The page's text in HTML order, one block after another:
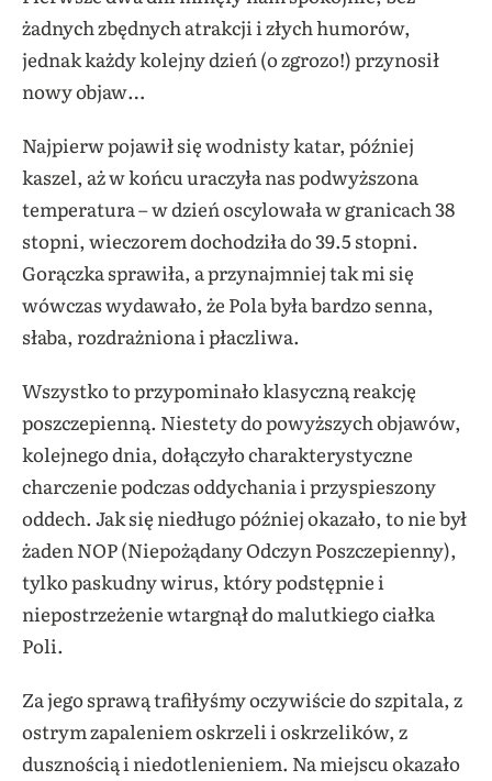
żadnych zbędnych atrakcji i złych humorów,
jednak każdy kolejny dzień (o zgrozo!) przynosił
nowy objaw…
Najpierw pojawił się wodnisty katar, później
kaszel, aż w końcu uraczyła nas podwyższona
temperatura – w dzień oscylowała w granicach 38
stopni, wieczorem dochodziła do 39.5 stopni.
Gorączka sprawiła, a przynajmniej tak mi się
wówczas wydawało, że Pola była bardzo senna,
słaba, rozdrażniona i płaczliwa.
Wszystko to przypominało klasyczną reakcję
poszczepienną. Niestety do powyższych objawów,
kolejnego dnia, dołączyło charakterystyczne
charczenie podczas oddychania i przyspieszony
oddech. Jak się niedługo później okazało, to nie był
żaden NOP (Niepożądany Odczyn Poszczepienny),
tylko paskudny wirus, który podstępnie i
niepostrzeżenie wtargnął do malutkiego ciałka
Poli.
Za jego sprawą trafiłyśmy oczywiście do szpitala, z
ostrym zapaleniem oskrzeli i oskrzelików, z
dusznością i niedotlenieniem. Na miejscu okazało